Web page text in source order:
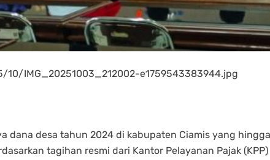
IMG_20251003_212002-e1759543383944.jpg
dana desa tahun 2024 di kabupaten Ciamis yang hingga
tagihan resmi dari Kantor Pelayanan Pajak (KPP)